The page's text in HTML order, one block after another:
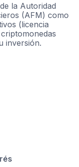
la Autoridad
(AFM) como
(licencia
inversión.